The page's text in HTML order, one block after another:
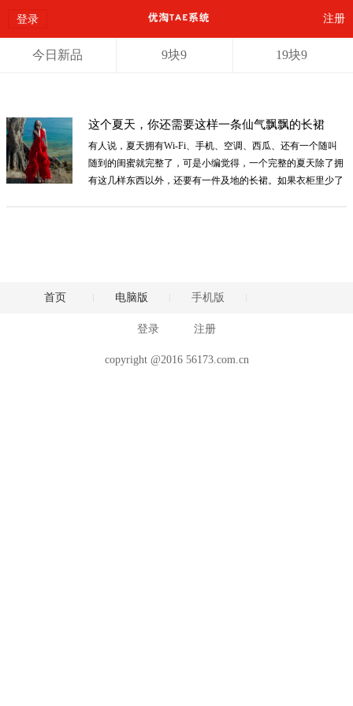
登录 注册
今日新品 9块9 19块9
这个夏天，你还需要这样一条仙气飘飘的长裙
有人说，夏天拥有Wi-Fi、手机、空调、西瓜、还有一个随叫
随到的闺蜜就完整了，可是小编觉得，一个完整的夏天除了拥
有这几样东西以外，还要有一件及地的长裙。如果衣柜里少了
首页 电脑版 手机版
登录 注册
copyright @2016 56173.com.cn